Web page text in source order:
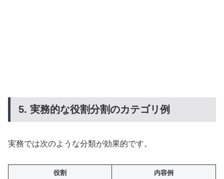
5. 実務的な役割分割のカテゴリ例
実務では次のような分類が効果的です。
役割 内容例